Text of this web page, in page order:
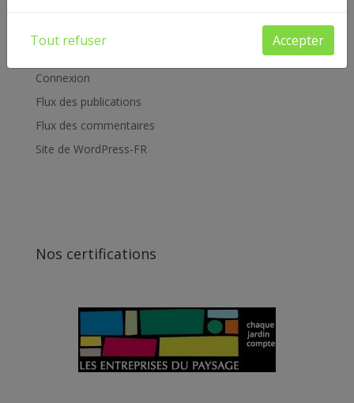
Connexion
Flux des publications
Flux des commentaires
Site de WordPress-FR
Nos certifications
Tout refuser Accepter